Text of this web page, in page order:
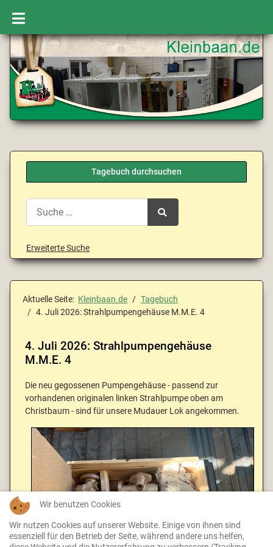
Tagebuch durchsuchen
Erweiterte Suche
Aktuelle Seite: Kleinbaan.de
Tagebuch
4. Juli 2026: Strahlpumpengehäuse M.M.E. 4
4. Juli 2026: Strahlpumpengehäuse
M.M.E. 4
Die neu gegossenen Pumpengehäuse - passend zur
vorhandenen originalen linken Strahlpumpe oben am
Christbaum - sind für unsere Mudauer Lok angekommen.
Wir benutzen Cookies
Wir nutzen Cookies auf unserer Website. Einige von ihnen sind
essenziell für den Betrieb der Seite, während andere uns helfen,